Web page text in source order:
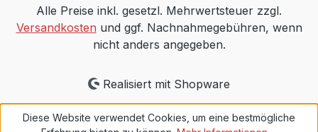
Alle Preise inkl. gesetzl. Mehrwertsteuer zzgl.
Versandkosten und ggf. Nachnahmegebühren, wenn
nicht anders angegeben.
Realisiert mit Shopware
Diese Website verwendet Cookies, um eine bestmögliche